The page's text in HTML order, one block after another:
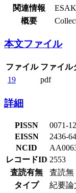
関連情報
概要
本文ファイル
ファイル ファイル
19
pdf
詳細
PISSN
0071-
EISSN
2436-
NCID
レコードID 2553
査読有無
査読無
タイプ
紀要論